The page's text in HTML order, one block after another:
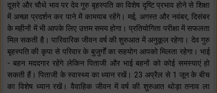
दूसरे और चौथे भाव पर देव गुरु बृहस्पति का विशेष दृष्टि प्रभाव होने से शिक्षा
में अच्छा प्रदर्शन कर पाने में कामयाब रहेंगे। मई, अगस्त और नवंबर, दिसंबर
के महीनों में भी आपके लिए उत्तम समय होगा। प्रतियोगिता परीक्षा में सफलता
मिल सकती है। पारिवारिक जीवन वर्ष की शुरुआत में अनुकूल रहेगा। देव गुरु
बृहस्पति की कृपा से परिवार के बुजुर्गों का सहयोग आपको मिलता रहेगा। भाई
- बहन मददगार रहेंगे लेकिन पिताजी और भाई बहनों को कोई समस्याएं हो
सकती हैं। पिताजी के स्वास्थ्य का ध्यान रखें। 23 अप्रैल से 1 जून के बीच
का विशेष ध्यान रखें। वैवाहिक जीवन में वर्ष की शुरुआत थोड़ा तनाव ला